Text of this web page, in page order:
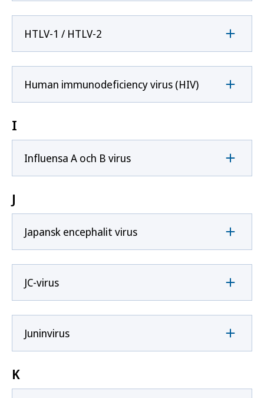
HTLV-1 / HTLV-2
Human immunodeficiency virus (HIV)
I
Influensa A och B virus
J
Japansk encephalit virus
JC-virus
Juninvirus
K